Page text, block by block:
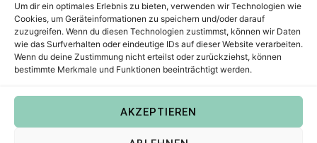
Um dir ein optimales Erlebnis zu bieten, verwenden wir Technologien wie
Cookies, um Geräteinformationen zu speichern und/oder darauf
zuzugreifen. Wenn du diesen Technologien zustimmst, können wir Daten
wie das Surfverhalten oder eindeutige IDs auf dieser Website verarbeiten.
Wenn du deine Zustimmung nicht erteilst oder zurückziehst, können
bestimmte Merkmale und Funktionen beeinträchtigt werden.
AKZEPTIEREN
Copyright © 2022Steffis Kreativkiste – Plotterdateien,